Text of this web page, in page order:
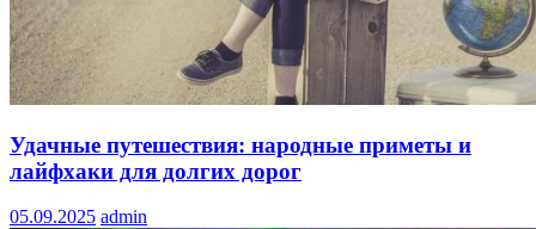
Удачные путешествия: народные приметы и
лайфхаки для долгих дорог
05.09.2025 admin